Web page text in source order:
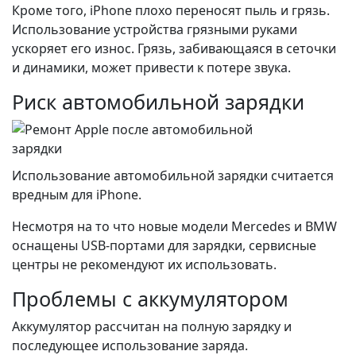
Кроме того, iPhone плохо переносят пыль и грязь.
Использование устройства грязными руками
ускоряет его износ. Грязь, забивающаяся в сеточки
и динамики, может привести к потере звука.
Риск автомобильной зарядки
Использование автомобильной зарядки считается
вредным для iPhone.
Несмотря на то что новые модели Mercedes и BMW
оснащены USB-портами для зарядки, сервисные
центры не рекомендуют их использовать.
Проблемы с аккумулятором
Аккумулятор рассчитан на полную зарядку и
последующее использование заряда.